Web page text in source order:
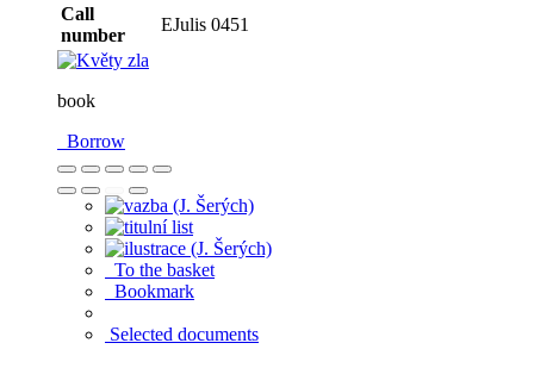
Call
number
EJulis 0451
book
Borrow
To the basket
Bookmark
Selected documents